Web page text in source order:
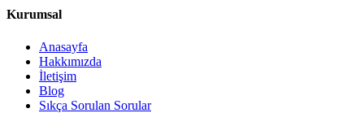
Kurumsal
Anasayfa
Hakkımızda
İletişim
Blog
Sıkça Sorulan Sorular